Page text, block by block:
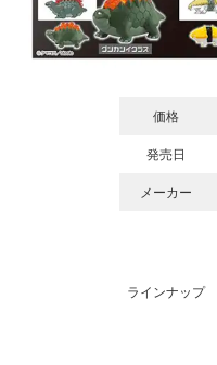
価格
発売日
メーカー
ラインナップ